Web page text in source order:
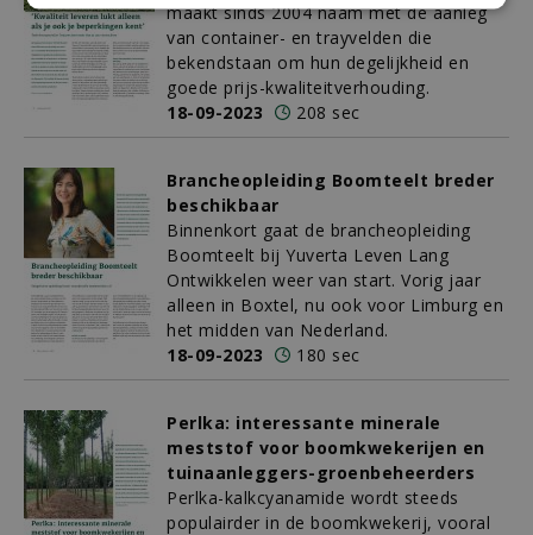
maakt sinds 2004 naam met de aanleg
van container- en trayvelden die
bekendstaan om hun degelijkheid en
goede prijs-kwaliteitverhouding.
18-09-2023
208 sec
Brancheopleiding Boomteelt breder
beschikbaar
Binnenkort gaat de brancheopleiding
Boomteelt bij Yuverta Leven Lang
Ontwikkelen weer van start. Vorig jaar
alleen in Boxtel, nu ook voor Limburg en
het midden van Nederland.
18-09-2023
180 sec
Perlka: interessante minerale
meststof voor boomkwekerijen en
tuinaanleggers-groenbeheerders
Perlka-kalkcyanamide wordt steeds
populairder in de boomkwekerij, vooral